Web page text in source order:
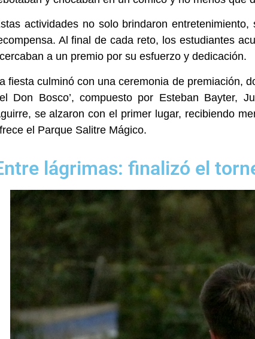
actividades no solo brindaron
Al final de cada reto, los estudiantes
a un premio por su esfuerzo y dedicación.
fiesta culminó con una ceremonia de premiación,
Don Bosco’, compuesto por Esteban Bayter,
se alzaron con el primer lugar, recibiendo
el Parque Salitre Mágico.
lágrimas: finalizó el